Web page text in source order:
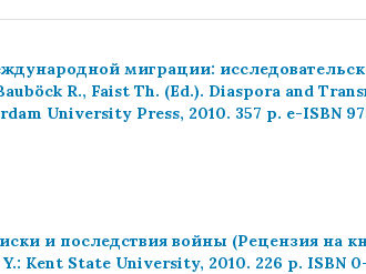
миграции:
R., Faist Th. (Ed.). Diaspora and
University Press, 2010. 357 p. e-ISBN
и последствия войны (Рецензия на
Kent State University, 2010. 226 p. ISBN